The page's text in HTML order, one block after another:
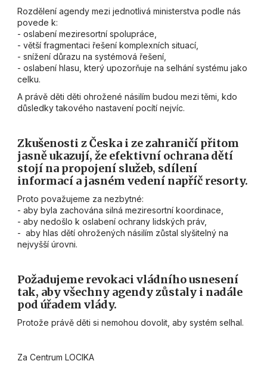
Rozdělení agendy mezi jednotlivá ministerstva podle nás
povede k:
- oslabení meziresortní spolupráce,
- větší fragmentaci řešení komplexních situací,
- snížení důrazu na systémová řešení,
- oslabení hlasu, který upozorňuje na selhání systému jako
celku.
A právě děti děti ohrožené násilím budou mezi těmi, kdo
důsledky takového nastavení pocítí nejvíc.
Zkušenosti z Česka i ze zahraničí přitom
jasně ukazují, že efektivní ochrana dětí
stojí na propojení služeb, sdílení
informací a jasném vedení napříč resorty.
Proto považujeme za nezbytné:
- aby byla zachována silná meziresortní koordinace,
- aby nedošlo k oslabení ochrany lidských práv,
- aby hlas dětí ohrožených násilím zůstal slyšitelný na
nejvyšší úrovni.
Požadujeme revokaci vládního usnesení
tak, aby všechny agendy zůstaly i nadále
pod úřadem vlády.
Protože právě děti si nemohou dovolit, aby systém selhal.
Za Centrum LOCIKA